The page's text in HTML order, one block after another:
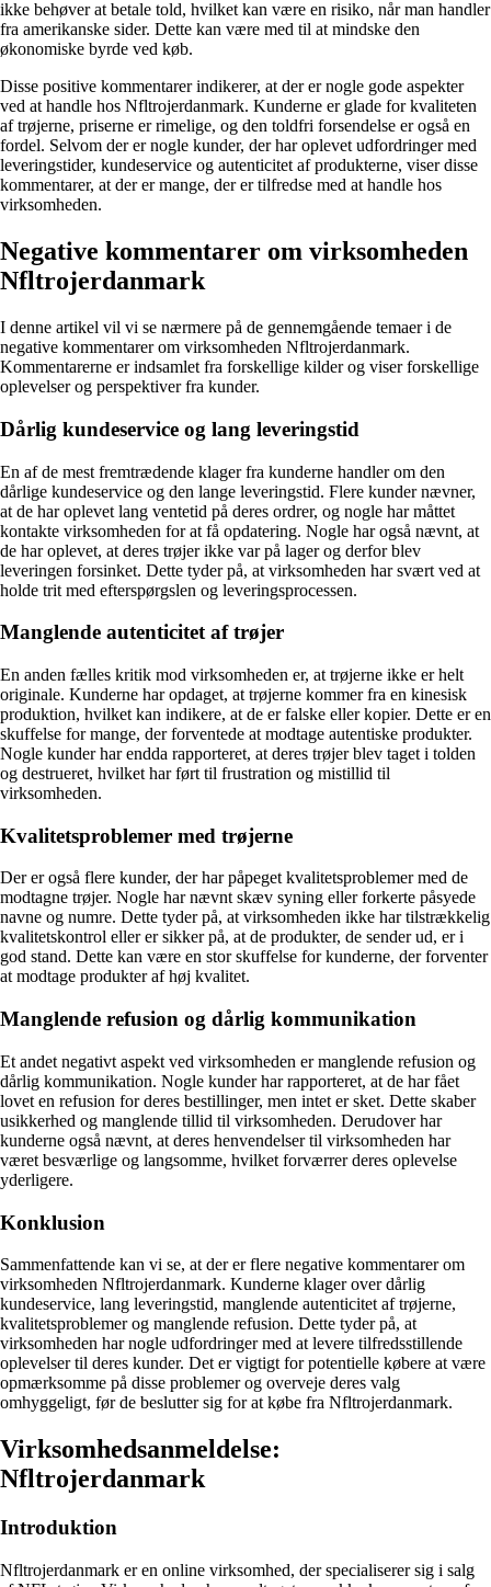
ikke behøver at betale told, hvilket kan være en risiko, når man handler
fra amerikanske sider. Dette kan være med til at mindske den
økonomiske byrde ved køb.
Disse positive kommentarer indikerer, at der er nogle gode aspekter
ved at handle hos Nfltrojerdanmark. Kunderne er glade for kvaliteten
af trøjerne, priserne er rimelige, og den toldfri forsendelse er også en
fordel. Selvom der er nogle kunder, der har oplevet udfordringer med
leveringstider, kundeservice og autenticitet af produkterne, viser disse
kommentarer, at der er mange, der er tilfredse med at handle hos
virksomheden.
Negative kommentarer om virksomheden
Nfltrojerdanmark
I denne artikel vil vi se nærmere på de gennemgående temaer i de
negative kommentarer om virksomheden Nfltrojerdanmark.
Kommentarerne er indsamlet fra forskellige kilder og viser forskellige
oplevelser og perspektiver fra kunder.
Dårlig kundeservice og lang leveringstid
En af de mest fremtrædende klager fra kunderne handler om den
dårlige kundeservice og den lange leveringstid. Flere kunder nævner,
at de har oplevet lang ventetid på deres ordrer, og nogle har måttet
kontakte virksomheden for at få opdatering. Nogle har også nævnt, at
de har oplevet, at deres trøjer ikke var på lager og derfor blev
leveringen forsinket. Dette tyder på, at virksomheden har svært ved at
holde trit med efterspørgslen og leveringsprocessen.
Manglende autenticitet af trøjer
En anden fælles kritik mod virksomheden er, at trøjerne ikke er helt
originale. Kunderne har opdaget, at trøjerne kommer fra en kinesisk
produktion, hvilket kan indikere, at de er falske eller kopier. Dette er en
skuffelse for mange, der forventede at modtage autentiske produkter.
Nogle kunder har endda rapporteret, at deres trøjer blev taget i tolden
og destrueret, hvilket har ført til frustration og mistillid til
virksomheden.
Kvalitetsproblemer med trøjerne
Der er også flere kunder, der har påpeget kvalitetsproblemer med de
modtagne trøjer. Nogle har nævnt skæv syning eller forkerte påsyede
navne og numre. Dette tyder på, at virksomheden ikke har tilstrækkelig
kvalitetskontrol eller er sikker på, at de produkter, de sender ud, er i
god stand. Dette kan være en stor skuffelse for kunderne, der forventer
at modtage produkter af høj kvalitet.
Manglende refusion og dårlig kommunikation
Et andet negativt aspekt ved virksomheden er manglende refusion og
dårlig kommunikation. Nogle kunder har rapporteret, at de har fået
lovet en refusion for deres bestillinger, men intet er sket. Dette skaber
usikkerhed og manglende tillid til virksomheden. Derudover har
kunderne også nævnt, at deres henvendelser til virksomheden har
været besværlige og langsomme, hvilket forværrer deres oplevelse
yderligere.
Konklusion
Sammenfattende kan vi se, at der er flere negative kommentarer om
virksomheden Nfltrojerdanmark. Kunderne klager over dårlig
kundeservice, lang leveringstid, manglende autenticitet af trøjerne,
kvalitetsproblemer og manglende refusion. Dette tyder på, at
virksomheden har nogle udfordringer med at levere tilfredsstillende
oplevelser til deres kunder. Det er vigtigt for potentielle købere at være
opmærksomme på disse problemer og overveje deres valg
omhyggeligt, før de beslutter sig for at købe fra Nfltrojerdanmark.
Virksomhedsanmeldelse:
Nfltrojerdanmark
Introduktion
Nfltrojerdanmark er en online virksomhed, der specialiserer sig i salg